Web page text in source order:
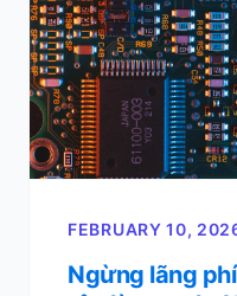
FEBRUARY 10,
Ngừng lãng